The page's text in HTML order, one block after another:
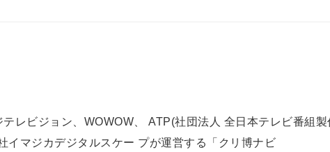
レビジョン、WOWOW、 ATP(社団法人 全日本テレビ番組製
マジカデジタルスケー プが運営する「クリ博ナビ